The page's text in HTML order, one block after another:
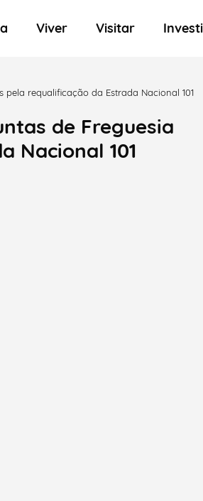
Viver Visitar
requalificação da Estrada Nacional 101
de Freguesia
Nacional 101